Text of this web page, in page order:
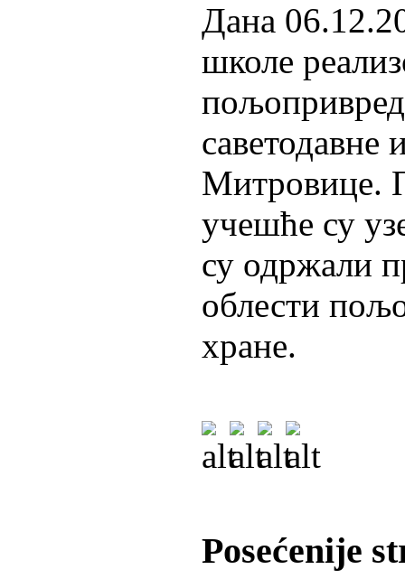
Дана
школе
саветодавне
Митровице.
учешће су
су одржали
облести
хране.
Posećenije